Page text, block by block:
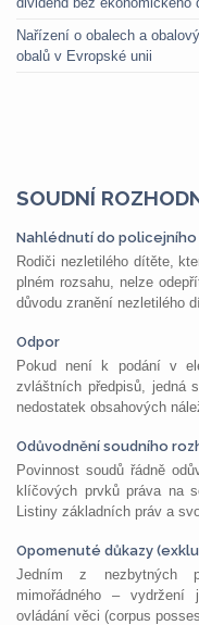
Nařízení o obalech a
obalů v Evropské unii
SOUDNÍ
Nahlédnutí do
Rodiči nezletilého dítěte,
plném rozsahu, nelze
důvodu zranění nezletilého
Odpor
Pokud není k podání v
zvláštních předpisů, jedná
nedostatek obsahových
Odůvodnění soudního
Povinnost soudů řádně
klíčových prvků práva na
Listiny základních práv a
Opomenuté důkazy
Jedním z nezbytných
mimořádného –
ovládání věci (corpus